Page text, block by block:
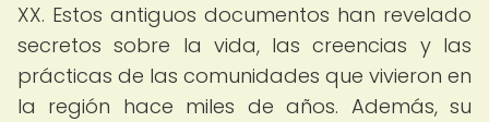
XX. Estos antiguos documentos han revelado
secretos sobre la vida, las creencias y las
prácticas de las comunidades que vivieron en
la región hace miles de años. Además, su